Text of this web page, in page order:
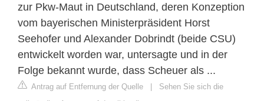
zur Pkw-Maut in Deutschland, deren Konzeption
vom bayerischen Ministerpräsident Horst
Seehofer und Alexander Dobrindt (beide CSU)
entwickelt worden war, untersagte und in der
Folge bekannt wurde, dass Scheuer als ...
Antrag auf Entfernung der Quelle | Sehen Sie sich die